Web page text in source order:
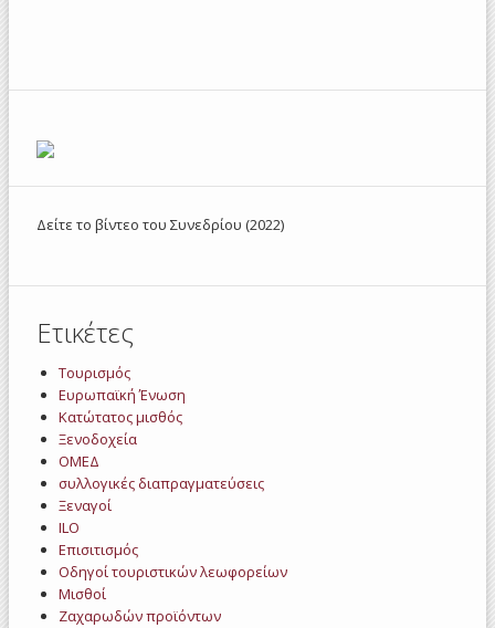
Δείτε το βίντεο του Συνεδρίου (2022)
Ετικέτες
Τουρισμός
Ευρωπαϊκή Ένωση
Κατώτατος μισθός
Ξενοδοχεία
ΟΜΕΔ
συλλογικές διαπραγματεύσεις
Ξεναγοί
ILO
Επισιτισμός
Οδηγοί τουριστικών λεωφορείων
Μισθοί
Ζαχαρωδών προϊόντων